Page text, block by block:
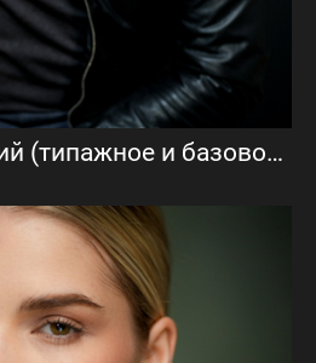
Валерий Закутский (типажное и базовое портфолио и видеовизитка)